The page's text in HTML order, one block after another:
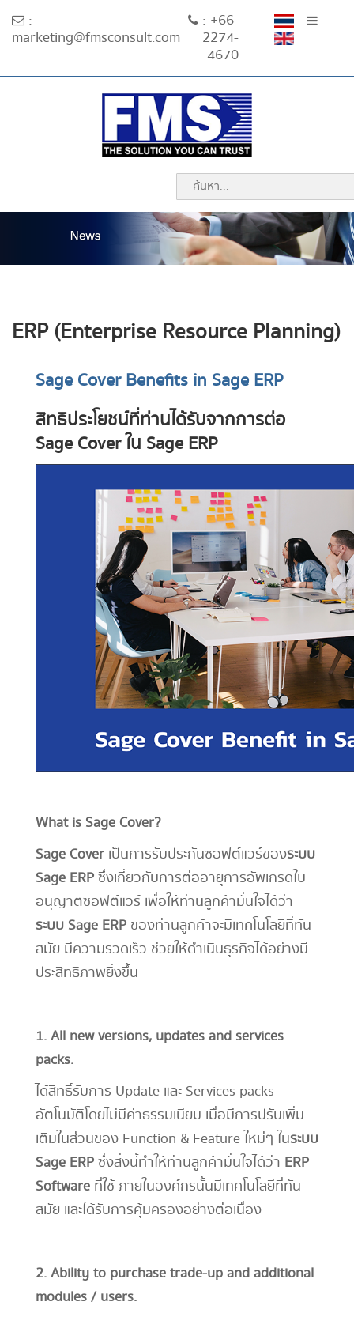
:
marketing@fmsconsult.com
: +66-
2274-
4670
ERP (Enterprise Resource Planning)
Sage Cover Benefits in Sage ERP
สิทธิประโยชน์ที่ท่านได้รับจากการต่อ
Sage Cover ใน Sage ERP
What is Sage Cover?
Sage Cover เป็นการรับประกันซอฟต์แวร์ของระบบ
Sage ERPซึ่งเกี่ยวกับการต่ออายุการอัพเกรดใบ
อนุญาตซอฟต์แวร์ เพื่อให้ท่านลูกค้ามั่นใจได้ว่า
ระบบ Sage ERP ของท่านลูกค้าจะมีเทคโนโลยีที่ทัน
สมัย มีความรวดเร็ว ช่วยให้ดำเนินธุรกิจได้อย่างมี
ประสิทธิภาพยิ่งขึ้น
1. All new versions, updates and services
packs.
ได้สิทธิ์รับการ Update และ Services packs
อัตโนมัติโดยไม่มีค่าธรรมเนียม เมื่อมีการปรับเพิ่ม
เติมในส่วนของ Function & Feature ใหม่ๆ ในระบบ
Sage ERPซึ่งสิ่งนี้ทำให้ท่านลูกค้ามั่นใจได้ว่า ERP
Software ที่ใช้ ภายในองค์กรนั้นมีเทคโนโลยีที่ทัน
สมัย และได้รับการคุ้มครองอย่างต่อเนื่อง
2. Ability to purchase trade-up and additional
modules / users.